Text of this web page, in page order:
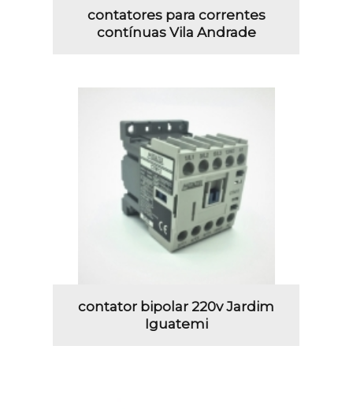
contatores para correntes
contínuas Vila Andrade
contator bipolar 220v Jardim
Iguatemi